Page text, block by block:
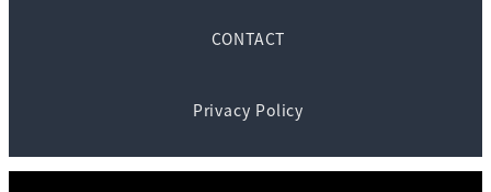
CONTACT
Privacy Policy